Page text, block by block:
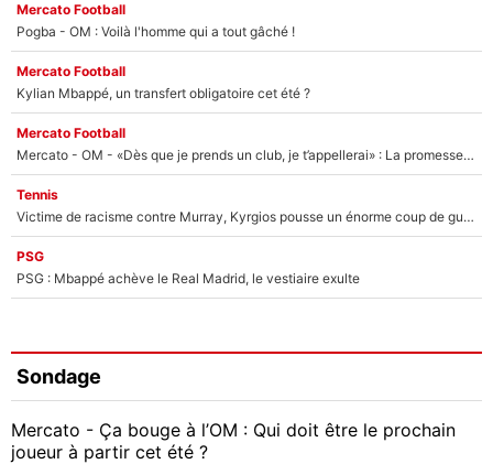
Mercato Football
Pogba - OM : Voilà l'homme qui a tout gâché !
Mercato Football
Kylian Mbappé, un transfert obligatoire cet été ?
Mercato Football
Mercato - OM - «Dès que je prends un club, je t’appellerai» : La promesse de Marcelino au moment de claquer la porte
Tennis
Victime de racisme contre Murray, Kyrgios pousse un énorme coup de gueule !
PSG
PSG : Mbappé achève le Real Madrid, le vestiaire exulte
Sondage
Mercato - Ça bouge à l’OM : Qui doit être le prochain
joueur à partir cet été ?